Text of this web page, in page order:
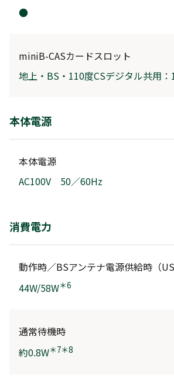
●
miniB-CASカードスロット
地上・BS・110度CSデジタル共用：
本体電源
本体電源
AC100V 50／60Hz
消費電力
動作時／BSアンテナ電源供給時（
44W/58W＊6
通常待機時
約0.8W＊7＊8